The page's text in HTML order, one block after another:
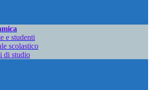
e studenti
scolastico
di studio